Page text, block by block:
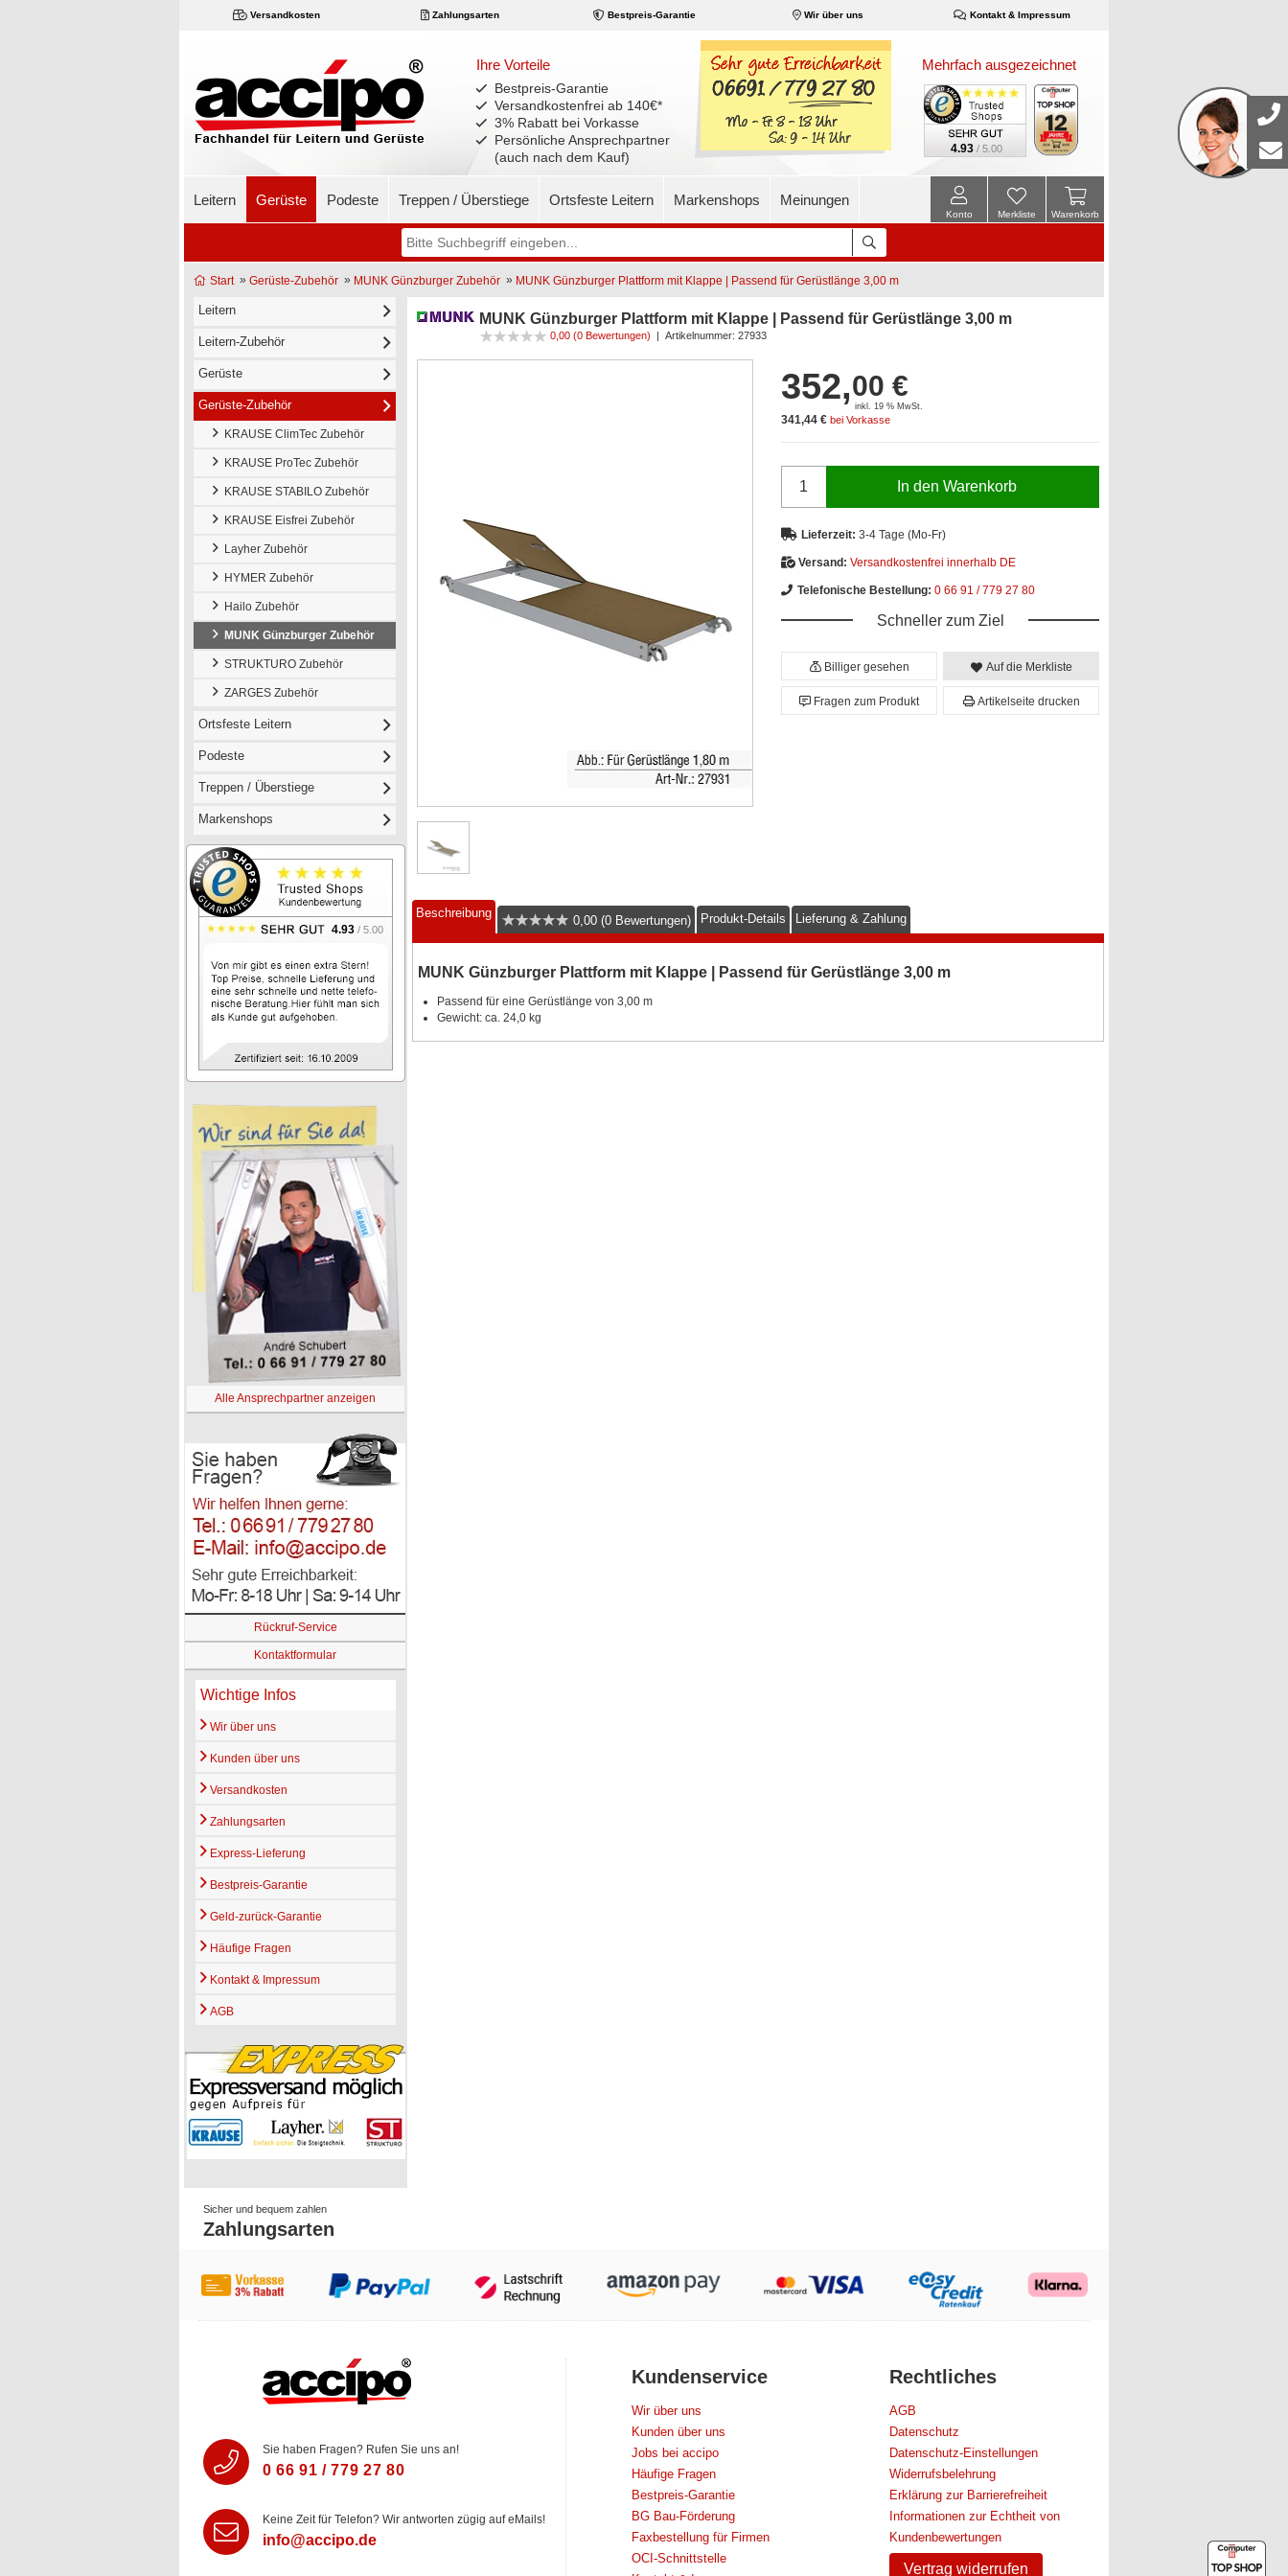
Versandkosten Zahlungsarten Bestpreis-Garantie Wir über uns Kontakt & Impressum
Ihre Vorteile
Bestpreis-Garantie
Versandkostenfrei ab 140€*
3% Rabatt bei Vorkasse
Persönliche Ansprechpartner
(auch nach dem Kauf)
Mehrfach ausgezeichnet
4.93 / 5.00
Leitern Gerüste Podeste Treppen / Überstiege Ortsfeste Leitern Markenshops Meinungen
Warenkorb
Merkliste
Konto
Start» Gerüste-Zubehör » MUNK Günzburger Zubehör » MUNK Günzburger Plattform mit Klappe | Passend für Gerüstlänge 3,00 m
Leitern
Leitern-Zubehör
Gerüste
Gerüste-Zubehör
KRAUSE ClimTec Zubehör
KRAUSE ProTec Zubehör
KRAUSE STABILO Zubehör
KRAUSE Eisfrei Zubehör
Layher Zubehör
HYMER Zubehör
Hailo Zubehör
MUNK Günzburger Zubehör
STRUKTURO Zubehör
ZARGES Zubehör
Ortsfeste Leitern
Podeste
Treppen / Überstiege
Markenshops
4.93 / 5.00
Alle Ansprechpartner anzeigen
Rückruf-Service
Kontaktformular
Wichtige Infos
Wir über uns
Kunden über uns
Versandkosten
Zahlungsarten
Express-Lieferung
Bestpreis-Garantie
Geld-zurück-Garantie
Häufige Fragen
Kontakt & Impressum
AGB
MUNK Günzburger Plattform mit Klappe | Passend für Gerüstlänge 3,00 m
0,00 (0 Bewertungen) | Artikelnummer: 27933
352,00 €
inkl. 19 % MwSt.
341,44 € bei Vorkasse
In den Warenkorb
Lieferzeit: 3-4 Tage (Mo-Fr)
Versand: Versandkostenfrei innerhalb DE
Telefonische Bestellung: 0 66 91 / 779 27 80
Schneller zum Ziel
Billiger gesehen Auf die Merkliste
Fragen zum Produkt Artikelseite drucken
Beschreibung
0,00 (0 Bewertungen) Produkt-Details Lieferung & Zahlung
MUNK Günzburger Plattform mit Klappe | Passend für Gerüstlänge 3,00 m
Passend für eine Gerüstlänge von 3,00 m
Gewicht: ca. 24,0 kg
Sicher und bequem zahlen
Zahlungsarten
Sie haben Fragen? Rufen Sie uns an!
0 66 91 / 779 27 80
Keine Zeit für Telefon? Wir antworten zügig auf eMails!
info@accipo.de
Kundenservice
Wir über uns
Kunden über uns
Jobs bei accipo
Häufige Fragen
Bestpreis-Garantie
BG Bau-Förderung
Faxbestellung für Firmen
OCI-Schnittstelle
Rechtliches
AGB
Datenschutz
Datenschutz-Einstellungen
Widerrufsbelehrung
Erklärung zur Barrierefreiheit
Informationen zur Echtheit von
Kundenbewertungen
Vertrag widerrufen